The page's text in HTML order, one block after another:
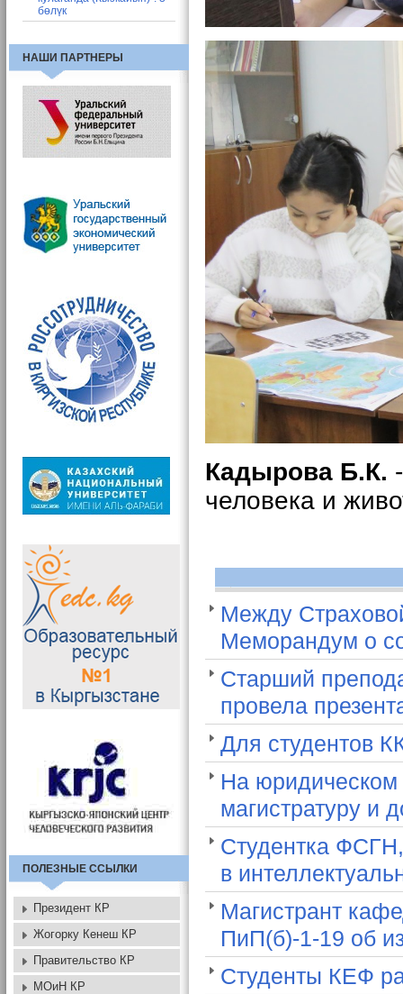
Кадырова Б.К.
человека и
Между
Меморандум о
Старший
провела
Для студентов
На юридическом
магистратуру и
Студентка
в
Магистрант
ПиП(б)-1-19 об
Студенты КЕФ
бөлүк
НАШИ ПАРТНЕРЫ
ПОЛЕЗНЫЕ ССЫЛКИ
Президент КР
Жогорку Кенеш КР
Правительство КР
МОиН КР